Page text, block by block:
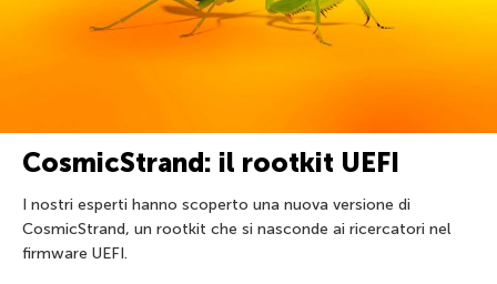
CosmicStrand: il rootkit UEFI
I nostri esperti hanno scoperto una nuova versione di
CosmicStrand, un rootkit che si nasconde ai ricercatori nel
firmware UEFI.